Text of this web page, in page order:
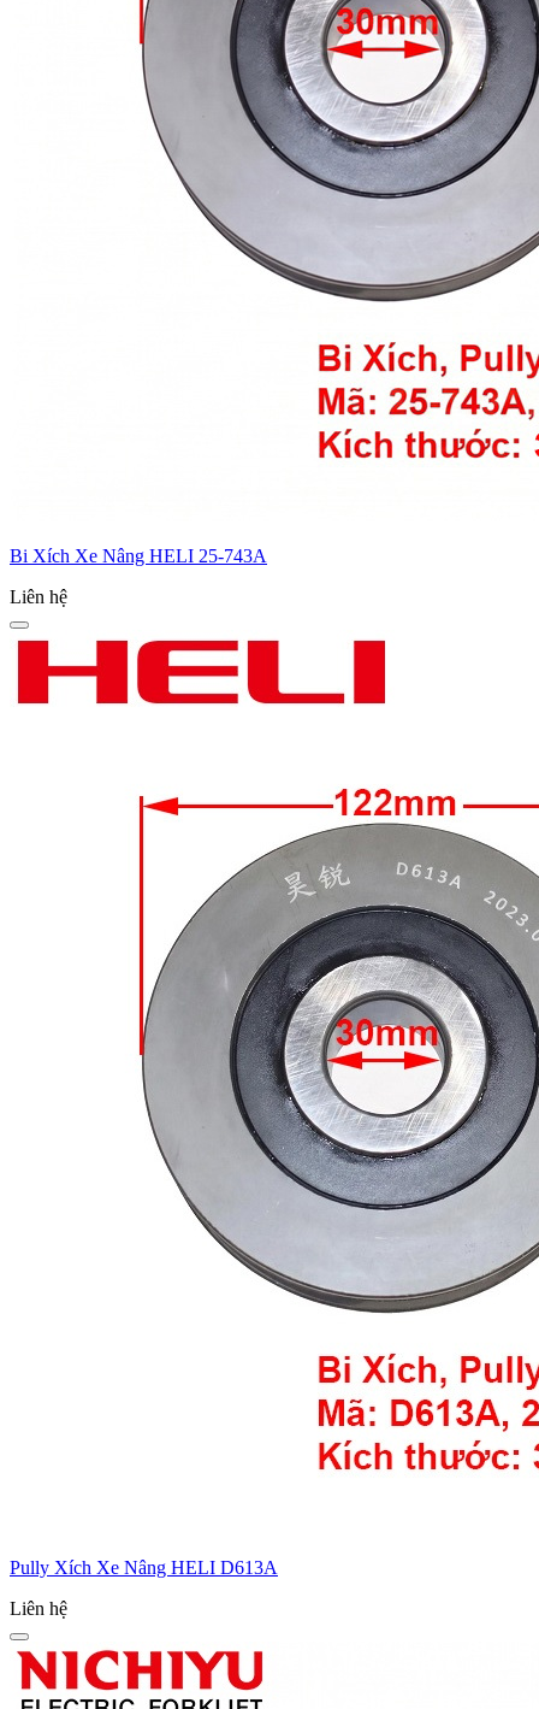
Bi Xích Xe Nâng HELI 25-743A
Liên hệ
Pully Xích Xe Nâng HELI D613A
Liên hệ